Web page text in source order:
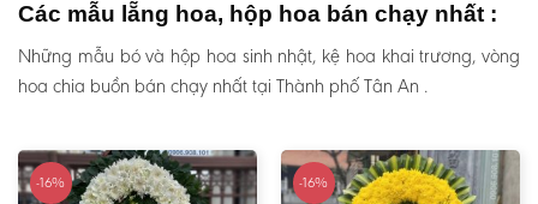
Các mẫu lẵng hoa, hộp hoa bán chạy nhất :
Những mẫu bó và hộp hoa sinh nhật, kệ hoa khai trương, vòng
hoa chia buồn bán chạy nhất tại Thành phố Tân An .
-16% -16%